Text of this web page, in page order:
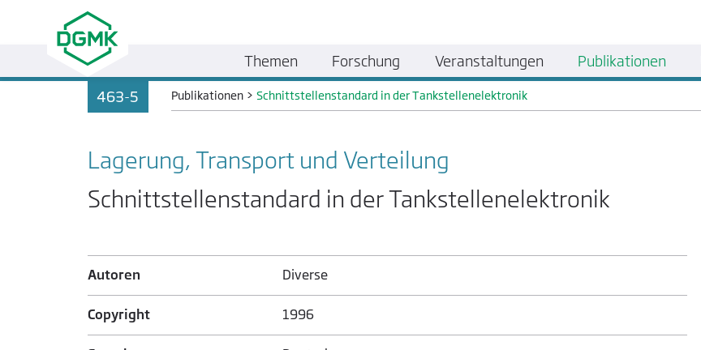
463-5 Publikationen >Schnittstellenstandard in der Tankstellenelektronik
Lagerung, Transport und Verteilung
Schnittstellenstandard in der Tankstellenelektronik
Autoren Diverse
Copyright 1996
Themen Forschung Veranstaltungen Publikationen